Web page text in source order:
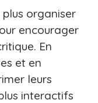
organiser
encourager
En
et en
leurs
interactifs